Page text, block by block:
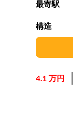
最寄駅
構造
4.1 万円